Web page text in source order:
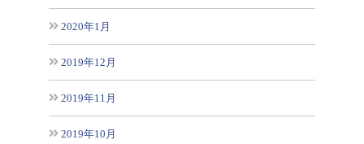
2020年1月
2019年12月
2019年11月
2019年10月